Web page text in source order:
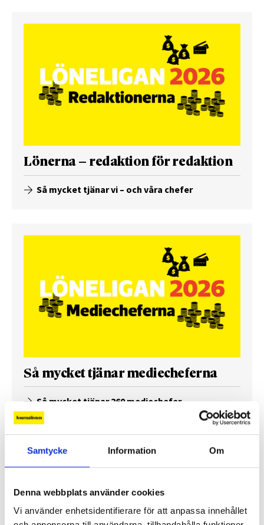
Samtycke Information Om
Denna webbplats använder cookies
Vi använder enhetsidentifierare för att anpassa innehållet
Lönerna – redaktion för redaktion
Så mycket tjänar vi – och våra chefer
Så mycket tjänar mediecheferna
Så mycket tjänar 260 mediechefer